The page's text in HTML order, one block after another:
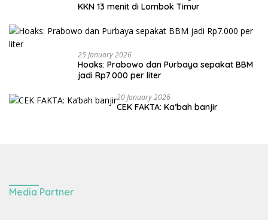
KKN 13 menit di Lombok Timur
25 January 2026
Hoaks: Prabowo dan Purbaya sepakat BBM
jadi Rp7.000 per liter
20 January 2026
CEK FAKTA: Ka’bah banjir
Media Partner